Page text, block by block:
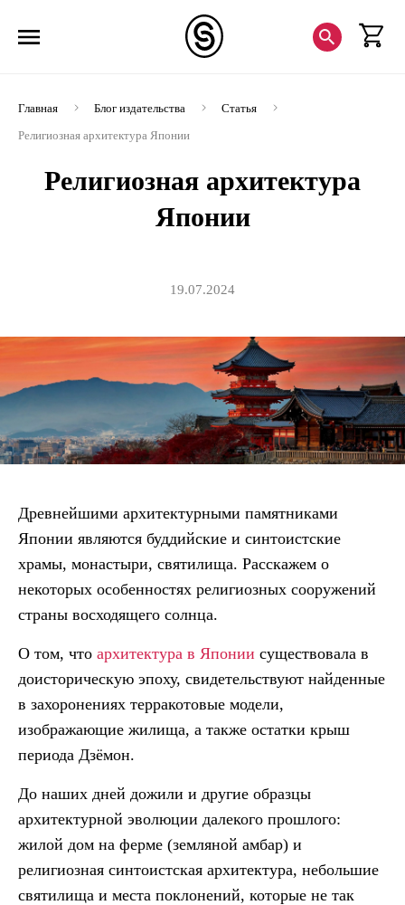
Главная Блог издательства
Статья
Религиозная архитектура Японии
Религиозная архитектура
Японии
19.07.2024
Древнейшими архитектурными памятниками
Японии являются буддийские и синтоистские
храмы, монастыри, святилища. Расскажем о
некоторых особенностях религиозных сооружений
страны восходящего солнца.
О том, что архитектура в Японии существовала в
доисторическую эпоху, свидетельствуют найденные
в захоронениях терракотовые модели,
изображающие жилища, а также остатки крыш
периода Дзёмон.
До наших дней дожили и другие образцы
архитектурной эволюции далекого прошлого:
жилой дом на ферме (земляной амбар) и
религиозная синтоистская архитектура, небольшие
святилища и места поклонений, которые не так